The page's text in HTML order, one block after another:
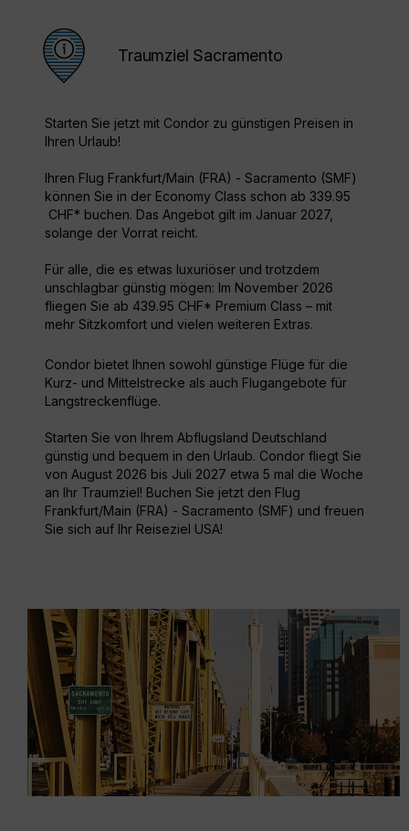
Traumziel Sacramento
Starten Sie jetzt mit Condor zu günstigen Preisen in
Ihren Urlaub!
Ihren Flug Frankfurt/Main (FRA) - Sacramento (SMF)
können Sie in der Economy Class schon ab 339.95
CHF* buchen. Das Angebot gilt im Januar 2027,
solange der Vorrat reicht.
Für alle, die es etwas luxuriöser und trotzdem
unschlagbar günstig mögen: Im November 2026
fliegen Sie ab 439.95 CHF* Premium Class – mit
mehr Sitzkomfort und vielen weiteren Extras.
Condor bietet Ihnen sowohl günstige Flüge für die
Kurz- und Mittelstrecke als auch Flugangebote für
Langstreckenflüge.
Starten Sie von Ihrem Abflugsland Deutschland
günstig und bequem in den Urlaub. Condor fliegt Sie
von August 2026 bis Juli 2027 etwa 5 mal die Woche
an Ihr Traumziel! Buchen Sie jetzt den Flug
Frankfurt/Main (FRA) - Sacramento (SMF) und freuen
Sie sich auf Ihr Reiseziel USA!